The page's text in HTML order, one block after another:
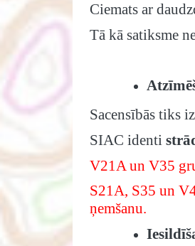
Ciemats ar
Tā kā satiksme
Sacensībās tiks
SIAC identi
V21A un V35
S21A, S35 un
ņemšanu.